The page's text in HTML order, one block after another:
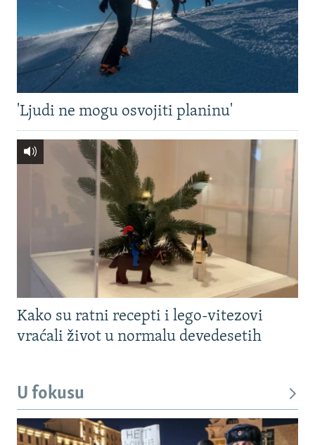
'Ljudi ne mogu osvojiti planinu'
Kako su ratni recepti i lego-vitezovi
vraćali život u normalu devedesetih
U fokusu